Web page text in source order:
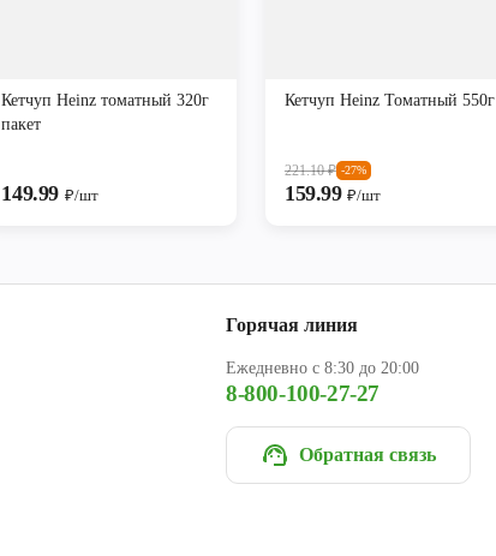
Кетчуп Heinz томатный 320г
пакет
149.99 ₽/шт
Кетчуп Heinz Томатный 550г
221.10₽ -27%
159.99₽/шт
Горячая линия
Ежедневно с 8:30 до 20:00
8-800-100-27-27
Обратная связь